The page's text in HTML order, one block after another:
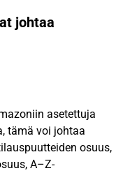
johtaa
asetettuja
tämä voi johtaa
osuus,
A–Z-